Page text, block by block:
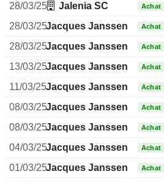
28/03/25
Jalenia SC Achat
28/03/25Jacques Janssen Achat
28/03/25Jacques Janssen Achat
13/03/25Jacques Janssen Achat
11/03/25Jacques Janssen Achat
08/03/25Jacques Janssen Achat
08/03/25Jacques Janssen Achat
04/03/25Jacques Janssen Achat
01/03/25Jacques Janssen Achat